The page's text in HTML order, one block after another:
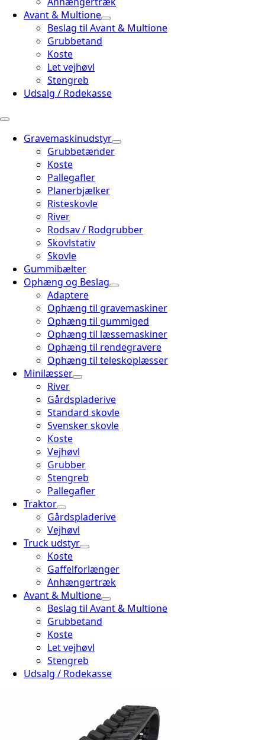
Avant & Multione
Beslag til Avant & Multione
Grubbetand
Koste
Let vejhøvl
Stengreb
Udsalg / Rodekasse
Gravemaskinudstyr
Grubbetænder
Koste
Pallegafler
Planerbjælker
Risteskovle
River
Rodsav / Rodgrubber
Skovlstativ
Skovle
Gummibælter
Ophæng og Beslag
Adaptere
Ophæng til gravemaskiner
Ophæng til gummiged
Ophæng til læssemaskiner
Ophæng til rendegravere
Ophæng til teleskoplæsser
Minilæsser
River
Gårdspladerive
Standard skovle
Svensker skovle
Koste
Vejhøvl
Grubber
Stengreb
Pallegafler
Traktor
Gårdspladerive
Vejhøvl
Truck udstyr
Koste
Gaffelforlænger
Anhængertræk
Avant & Multione
Beslag til Avant & Multione
Grubbetand
Koste
Let vejhøvl
Stengreb
Udsalg / Rodekasse